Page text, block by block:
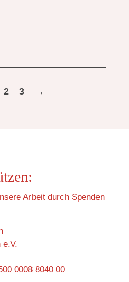
2 3 →
Arbeit durch Spenden
e.V.
0008 8040 00